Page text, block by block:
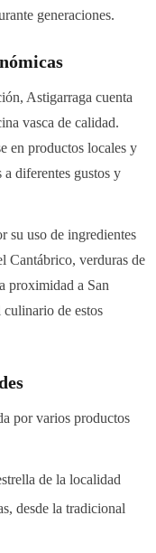
generaciones.
Astigarraga cuenta
vasca de calidad.
en productos locales y
diferentes gustos y
su uso de ingredientes
Cantábrico, verduras de
proximidad a San
de estos
por varios productos
de la localidad
desde la tradicional